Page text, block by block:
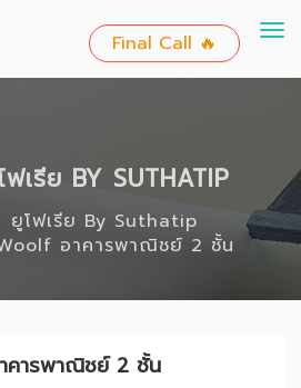
Final Call 🔥
เรีย BY SUTHATIP
ยูโฟเรีย By Suthatip
อาคารพาณิชย์ 2 ชั้น
คารพาณิชย์ 2 ชั้น